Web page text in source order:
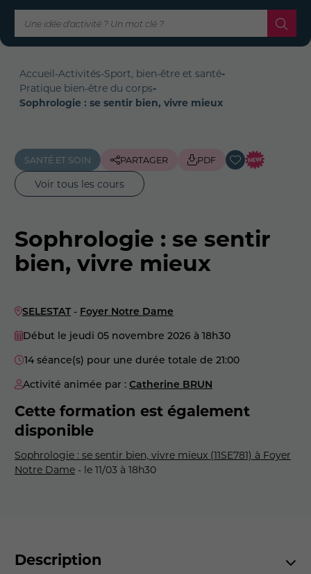
Accueil-Activités-Sport, bien-être et santé-
Pratique bien-être du corps-
Sophrologie : se sentir bien, vivre mieux
SANTÉ ET SOIN PARTAGER PDF
Voir tous les cours
Sophrologie : se sentir
bien, vivre mieux
SELESTAT- Foyer Notre Dame
Début le jeudi 05 novembre 2026 à 18h30
14 séance(s) pour une durée totale de 21:00
Activité animée par : Catherine BRUN
Cette formation est également
disponible
Sophrologie : se sentir bien, vivre mieux (11SE781) à Foyer
Notre Dame - le 11/03 à 18h30
Description